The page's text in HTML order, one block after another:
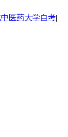
医药大学自考|